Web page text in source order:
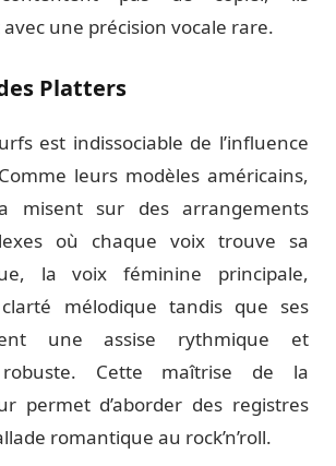
une précision vocale rare.
Platters
est indissociable de l’influence
leurs modèles américains,
misent sur des arrangements
où chaque voix trouve sa
la voix féminine principale,
mélodique tandis que ses
une assise rythmique et
robuste. Cette maîtrise de la
permet d’aborder des registres
romantique au rock’n’roll.